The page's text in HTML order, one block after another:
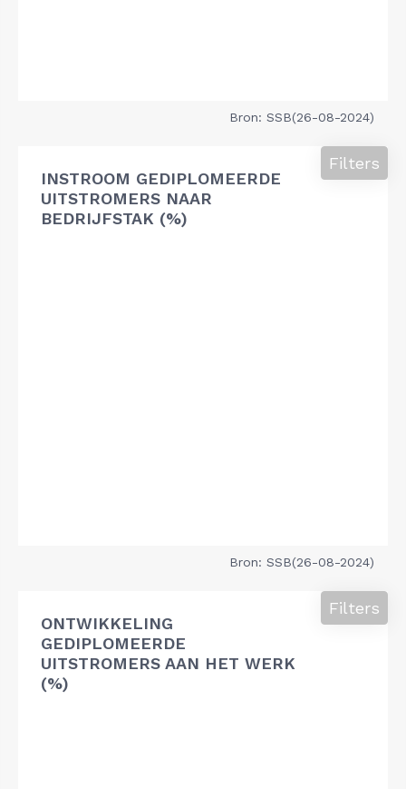
Bron: SSB(26-08-2024)
INSTROOM GEDIPLOMEERDE
UITSTROMERS NAAR
BEDRIJFSTAK (%)
Filters
Bron: SSB(26-08-2024)
ONTWIKKELING
GEDIPLOMEERDE
UITSTROMERS AAN HET WERK
(%)
Filters